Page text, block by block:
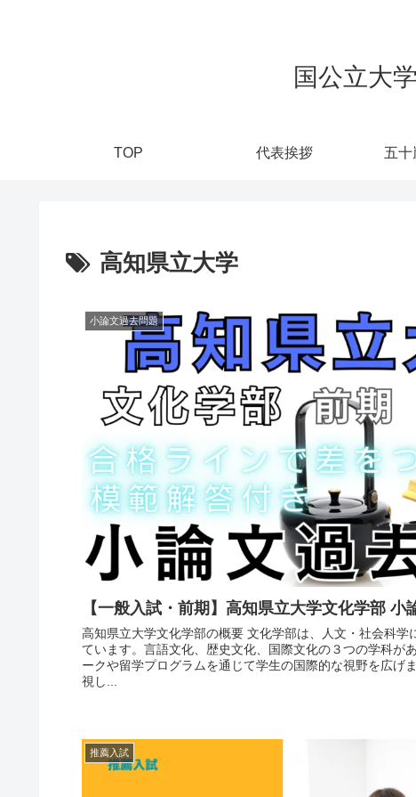
国公立大
TOP 代表挨拶 五十
高知県立大学
小論文過去問題
【一般入試・前期】高知県立大学文化学部 小
高知県立大学文化学部の概要 文化学部は、人文・社会科学
ています。言語文化、歴史文化、国際文化の３つの学科が
ークや留学プログラムを通じて学生の国際的な視野を広げ
視し...
推薦入試